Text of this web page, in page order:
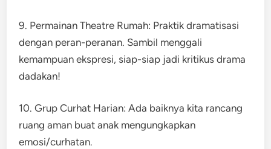
9. Permainan Theatre Rumah: Praktik dramatisasi
dengan peran-peranan. Sambil menggali
kemampuan ekspresi, siap-siap jadi kritikus drama
dadakan!
10. Grup Curhat Harian: Ada baiknya kita rancang
ruang aman buat anak mengungkapkan
emosi/curhatan.